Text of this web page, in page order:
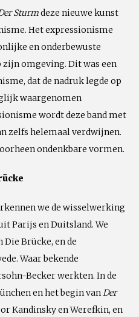
Sturmdeze nieuwe kunst
Het expressionisme
en onderbewuste
zijn omgeving. Dit was een
dat de nadruk legde op
waargenomen
wordt deze band met
zelfs helemaal verdwijnen.
ondenkbare vormen.
we de wisselwerking
Parijs en Duitsland. We
Brücke, en de
Waar bekende
Becker werkten. In de
en het begin vanDer
Kandinsky en Werefkin, en